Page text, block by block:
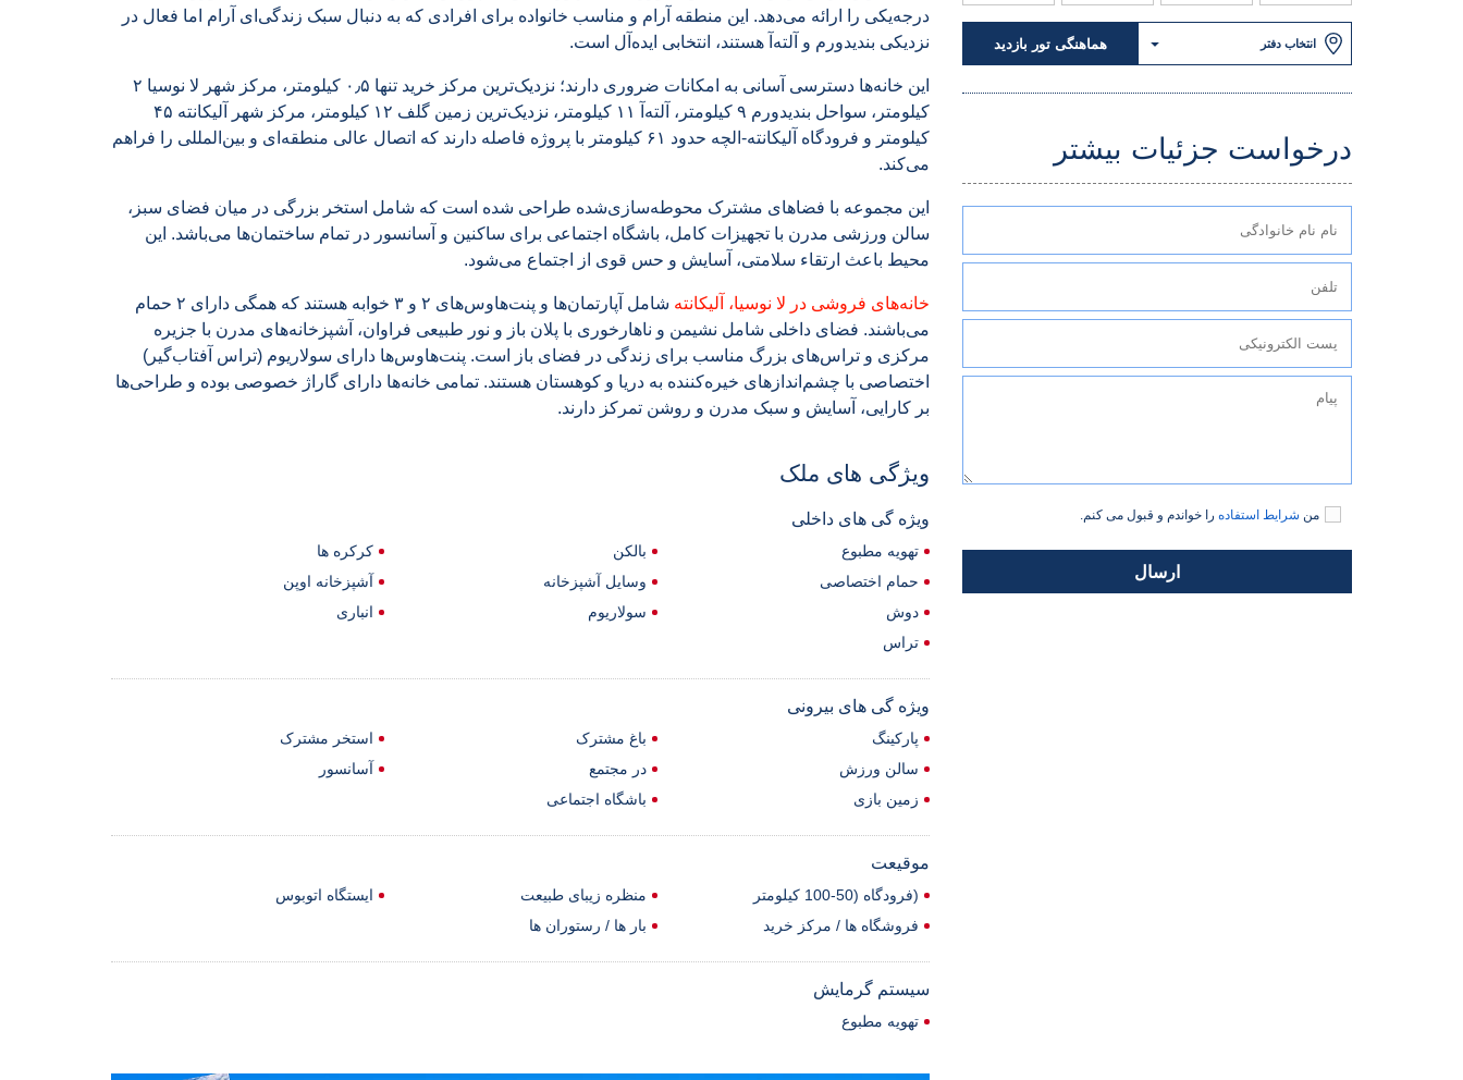
انتخاب دفتر هماهنگی تور بازدید
درخواست جزئیات بیشتر
من شرایط استفاده را خواندم و قبول می کنم.
ارسال
درجه‌یکی را ارائه می‌دهد. این منطقه آرام و مناسب خانواده برای افرادی که به دنبال سبک زندگی‌ای آرام اما فعال در
نزدیکی بندیدورم و آلته‌آ هستند، انتخابی ایده‌آل است.
این خانه‌ها دسترسی آسانی به امکانات ضروری دارند؛ نزدیک‌ترین مرکز خرید تنها ۰٫۵ کیلومتر، مرکز شهر لا نوسیا ۲
کیلومتر، سواحل بندیدورم ۹ کیلومتر، آلته‌آ ۱۱ کیلومتر، نزدیک‌ترین زمین گلف ۱۲ کیلومتر، مرکز شهر آلیکانته ۴۵
کیلومتر و فرودگاه آلیکانته-الچه حدود ۶۱ کیلومتر با پروژه فاصله دارند که اتصال عالی منطقه‌ای و بین‌المللی را فراهم
می‌کند.
این مجموعه با فضاهای مشترک محوطه‌سازی‌شده طراحی شده است که شامل استخر بزرگی در میان فضای سبز،
سالن ورزشی مدرن با تجهیزات کامل، باشگاه اجتماعی برای ساکنین و آسانسور در تمام ساختمان‌ها می‌باشد. این
محیط باعث ارتقاء سلامتی، آسایش و حس قوی از اجتماع می‌شود.
خانه‌های فروشی در لا نوسیا، آلیکانته
شامل آپارتمان‌ها و پنت‌هاوس‌های ۲ و ۳ خوابه هستند که همگی دارای ۲ حمام
می‌باشند. فضای داخلی شامل نشیمن و ناهارخوری با پلان باز و نور طبیعی فراوان، آشپزخانه‌های مدرن با جزیره
مرکزی و تراس‌های بزرگ مناسب برای زندگی در فضای باز است. پنت‌هاوس‌ها دارای سولاریوم (تراس آفتاب‌گیر)
اختصاصی با چشم‌اندازهای خیره‌کننده به دریا و کوهستان هستند. تمامی خانه‌ها دارای گاراژ خصوصی بوده و طراحی‌ها
بر کارایی، آسایش و سبک مدرن و روشن تمرکز دارند.
ویژگی های ملک
ویژه گی های داخلی
تهویه مطبوع بالکن
کرکره ها
حمام اختصاصی
وسایل آشپزخانه
آشپزخانه اوپن
دوش
سولاریوم
انباری
تراس
ویژه گی های بیرونی
پارکینگ باغ مشترک
استخر مشترک
سالن ورزش
در مجتمع
آسانسور
زمین بازی
باشگاه اجتماعی
موقیعت
(فرودگاه (50-100 کیلومتر منظره زیبای طبیعت
ایستگاه اتوبوس
فروشگاه ها / مرکز خرید
بار ها / رستوران ها
سیستم گرمایش
تهویه مطبوع